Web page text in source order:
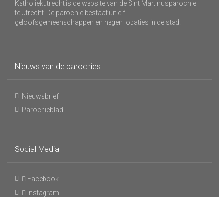
Katholiekutrecht is de website van de Sint Martinusparochie
te Utrecht. De parochie bestaat uit elf
geloofsgemeenschappen en negen locaties in de stad.
Nieuws van de parochies
Nieuwsbrief
Parochieblad
Social Media
Facebook
Instagram